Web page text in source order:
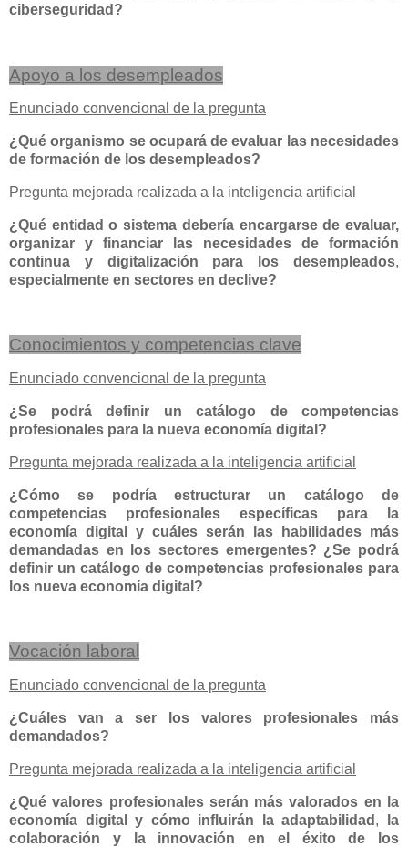
ciberseguridad?
Apoyo a los desempleados
Enunciado convencional de la pregunta
¿Qué organismo se ocupará de evaluar las necesidades
de formación de los desempleados?
Pregunta mejorada realizada a la inteligencia artificial
¿Qué entidad o sistema debería encargarse de evaluar,
organizar y financiar las necesidades de formación
continua y digitalización para los desempleados,
especialmente en sectores en declive?
Conocimientos y competencias clave
Enunciado convencional de la pregunta
¿Se podrá definir un catálogo de competencias
profesionales para la nueva economía digital?
Pregunta mejorada realizada a la inteligencia artificial
¿Cómo se podría estructurar un catálogo de
competencias profesionales específicas para la
economía digital y cuáles serán las habilidades más
demandadas en los sectores emergentes? ¿Se podrá
definir un catálogo de competencias profesionales para
los nueva economía digital?
Vocación laboral
Enunciado convencional de la pregunta
¿Cuáles van a ser los valores profesionales más
demandados?
Pregunta mejorada realizada a la inteligencia artificial
¿Qué valores profesionales serán más valorados en la
economía digital y cómo influirán la adaptabilidad ,
la
colaboración y la innovación en el éxito de los